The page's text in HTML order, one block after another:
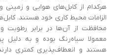
هرکدام از کابل‌های هوایی و
الزامات محیط کاری خود هستند.
محافظت از آن‌ها در برابر رطوبت
معمولا سیاه‌رنگ بوده و به دلیل
هستند و انعطاف‌پذیری کمتری